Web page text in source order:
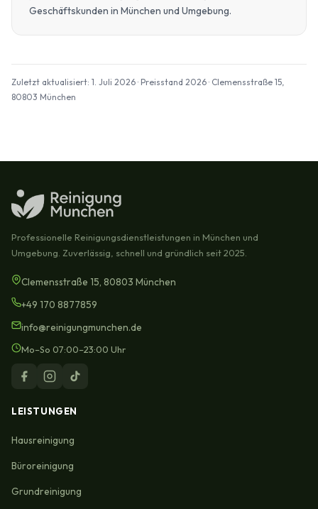
Geschäftskunden in München und Umgebung.
Zuletzt aktualisiert: 1. Juli 2026 · Preisstand 2026 · Clemensstraße 15,
80803 München
Professionelle Reinigungsdienstleistungen in München und
Umgebung. Zuverlässig, schnell und gründlich seit 2025.
Clemensstraße 15, 80803 München
+49 170 8877859
info@reinigungmunchen.de
Mo–So 07:00–23:00 Uhr
LEISTUNGEN
Hausreinigung
Büroreinigung
Grundreinigung